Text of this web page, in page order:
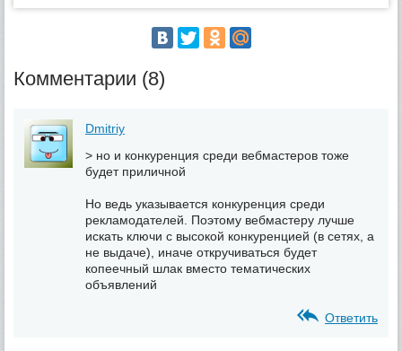
Комментарии (8)
Dmitriy
> но и конкуренция среди вебмастеров тоже
будет приличной
Но ведь указывается конкуренция среди
рекламодателей. Поэтому вебмастеру лучше
искать ключи с высокой конкуренцией (в сетях, а
не выдаче), иначе откручиваться будет
копеечный шлак вместо тематических
объявлений
Ответить